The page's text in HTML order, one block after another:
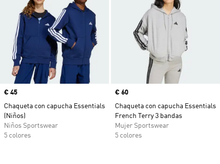
Precio
€ 45
Chaqueta con capucha Essentials
(Niños)
Niños Sportswear
5 colores
Precio
€ 60
Chaqueta con capucha Essentials
French Terry 3 bandas
Mujer Sportswear
5 colores